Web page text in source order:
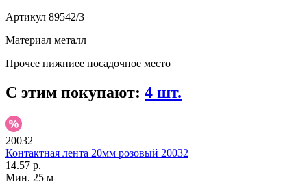
Артикул 89542/3
Материал металл
Прочее нижниее посадочное место
С этим покупают: 4 шт.
20032
Контактная лента 20мм розовый 20032
14.57 р.
Мин. 25 м